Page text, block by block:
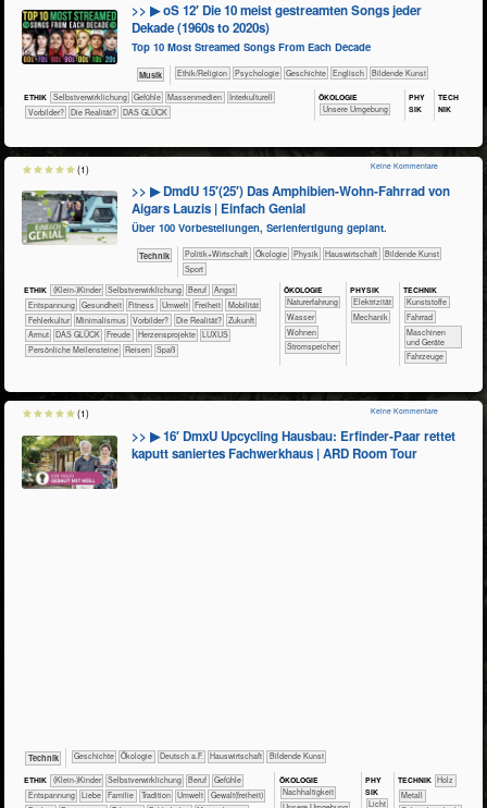
>> ▶ oS 12′ Die 10 meist gestreamten Songs jeder
Dekade (1960s to 2020s)
Top 10 Most Streamed Songs From Each Decade
Musik ​​​​​​​​​​Ethik/​Religion ​​​​​​​​​​Psychologie ​​​​​​​​Geschichte ​​​​Englisch Bildende Kunst
ETHIK ​​​​​​​​​​​​​​​​​​​​​​​​​​​​​​​​​​​​​​​​Selbst­verwirklichung ​​​​​​​​​​​​​​​Gefühle ​​​​​​​​​Massenmedien
​​​​​​​​Interkulturell
​​Vorbilder?
​Die Realität? DAS GLÜCK
ÖKO​LOGIE
​​​​​​​​​​​​​Unsere Umgebung
PHY​
SIK
TECH​
NIK
>> ▶ DmdU 15′(25′) Das Amphibien-Wohn-Fahrrad von
Aigars Lauzis | Einfach Genial
Über 100 Vorbestellungen, Serienfertigung geplant.
​Technik ​​​​​​​​​Politik+​Wirtschaft ​​​​​​​​Ökologie ​​​​​​​Physik ​Haus­wirtschaft
Bildende Kunst
Sport
ETHIK (Klein-)Kinder ​​​​​​​​​​​​​​​​​​​​​​​​​​​​​​​​​​​​​​​​Selbst­verwirklichung ​​​​​​​​​​​​​​​Beruf
​​​​​​​​​​​​​Angst
​​​​​​​​​​​​​Entspannung
​​​​​​Gesundheit ​​​​​Fitness ​​​​​Umwelt ​​​Freiheit
​​​Mobilität
​​Fehlerkultur
​​Minimalismus ​​Vorbilder? ​Die Realität?
​Zukunft
Armut
DAS GLÜCK Freude Herzensprojekte
LUXUS
Persönliche Meilensteine
Reisen Spaß
ÖKO​LOGIE
​​​​​​​​​​​​​Naturerfahrung
​​​​​​Wasser
​​​​Wohnen
​​​Stromspeicher
PHY​SIK
​​​Elektrizität
​​​Mechanik
TECH​NIK
​​​​​​​​Kunststoffe
​​​​​​​Fahrrad
​​​​Maschinen
und Geräte
​Fahrzeuge
Keine Kommentare
(1)
>> ▶ 16′ DmxU Upcycling Hausbau: Erfinder-Paar rettet
kaputt saniertes Fachwerkhaus | ARD Room Tour
​Technik ​​​​​​​​Geschichte ​​​​​​​​Ökologie ​​​Deutsch a.F. ​Haus­wirtschaft Bildende Kunst
ETHIK (Klein-)Kinder ​​​​​​​​​​​​​​​​​​​​​​​​​​​​​​​​​​​​​​​​Selbst­verwirklichung ​​​​​​​​​​​​​​​Beruf
​​​​​​​​​​​​​​​Gefühle
​​​​​​​​​​​​​Entspannung
​​​​​​​​​​​​Liebe ​​​​​​​​​​​Familie ​​​​​​​​​​​Tradition ​​​​​Umwelt
​​​​Gewalt(freiheit)
ÖKO​LOGIE
​​​​​​​​​​​​​​​Nachhaltigkeit
PHY​
SIK
​​​​​Licht
TECH​NIK ​​​​​​​​Holz
​​​​​​​​Metall
Keine Kommentare
(1)